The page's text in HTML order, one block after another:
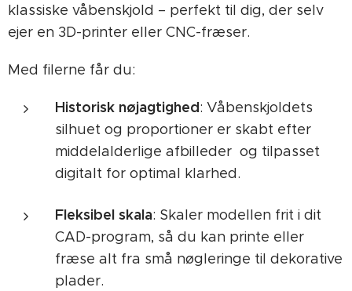
klassiske våbenskjold – perfekt til dig, der selv
ejer en 3D-printer eller CNC-fræser.
Med filerne får du:
Historisk nøjagtighed: Våbenskjoldets
silhuet og proportioner er skabt efter
middelalderlige afbilleder og tilpasset
digitalt for optimal klarhed.
Fleksibel skala: Skaler modellen frit i dit
CAD-program, så du kan printe eller
fræse alt fra små nøgleringe til dekorative
plader.